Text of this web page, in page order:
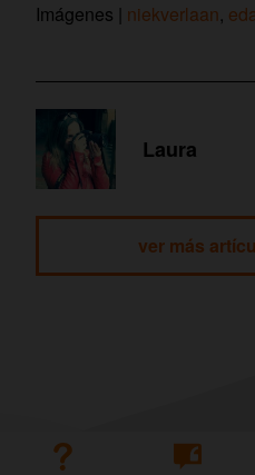
Imágenes | niekverlaan,
Laura
ver más